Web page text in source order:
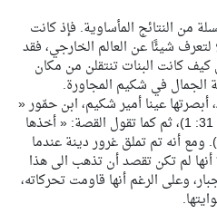
من النتائج المأساوية. فإذ كانت
شيئًا عن العالم الخارجي، فقد
كيف كانت البنات تنتقلن من مكان
الجمال في شكيم المجاورة.
عينا أمير شكيم، ابن حمّور «
ورآها » تعني أنه اشتهاها (انظر أي 31: 1)، ثم كما تقول القصة: « أخذها
واضطجع معها وأذلها » (تك 34: 2). ومع أنه تم تملق غرور دينة عندما
أنها لم تكن تقصد أن تذهب الى هذا
وعلى الرغم أنها قاومت تحركاته،